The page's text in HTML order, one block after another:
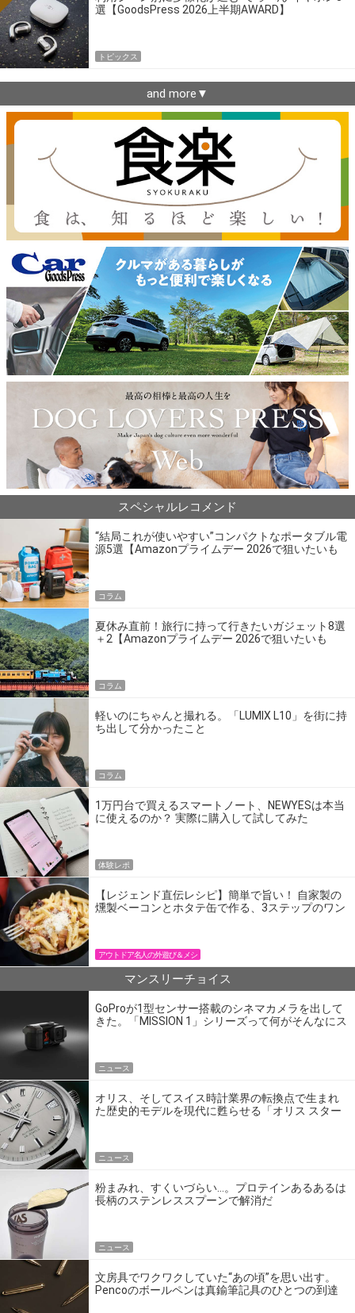
選【GoodsPress 2026上半期AWARD】
トピックス
and more▼
スペシャルレコメンド
“結局これが使いやすい”コンパクトなポータブル電
源5選【Amazonプライムデー 2026で狙いたいも
コラム
夏休み直前！旅行に持って行きたいガジェット8選
＋2【Amazonプライムデー 2026で狙いたいも
コラム
軽いのにちゃんと撮れる。「LUMIX L10」を街に持
ち出して分かったこと
コラム
1万円台で買えるスマートノート、NEWYESは本当
に使えるのか？ 実際に購入して試してみた
体験レポ
【レジェンド直伝レシピ】簡単で旨い！ 自家製の
燻製ベーコンとホタテ缶で作る、3ステップのワン
アウトドア名人の外遊び＆メシ
マンスリーチョイス
GoProが1型センサー搭載のシネマカメラを出して
きた。「MISSION 1」シリーズって何がそんなにス
ニュース
オリス、そしてスイス時計業界の転換点で生まれ
た歴史的モデルを現代に甦らせる「オリス スター
ニュース
粉まみれ、すくいづらい…。プロテインあるあるは
長柄のステンレススプーンで解消だ
ニュース
文房具でワクワクしていた“あの頃”を思い出す。
Pencoのボールペンは真鍮筆記具のひとつの到達